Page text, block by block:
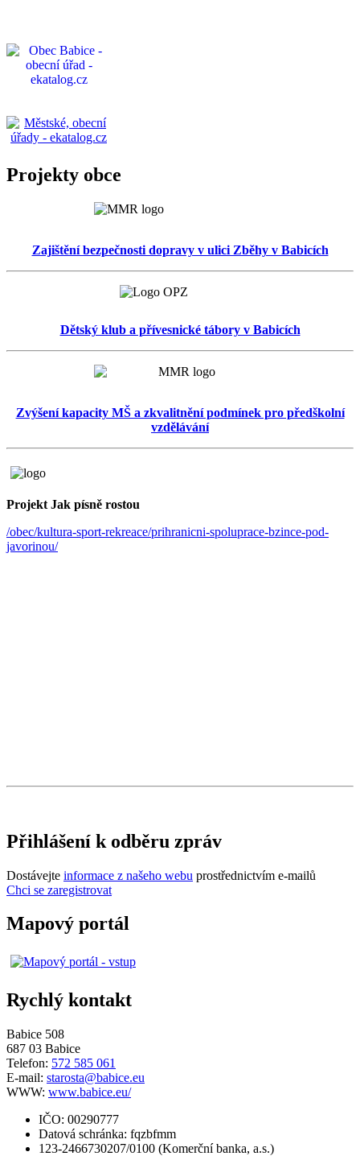
Projekty obce
Zajištění bezpečnosti dopravy v ulici Zběhy v Babicích
Dětský klub a přívesnické tábory v Babicích
Zvýšení kapacity MŠ a zkvalitnění podmínek pro předškolní
vzdělávání
Projekt Jak písně rostou
/obec/kultura-sport-rekreace/prihranicni-spoluprace-bzince-pod-
javorinou/
Přihlášení k odběru zpráv
Dostávejte informace z našeho webu prostřednictvím e-mailů
Chci se zaregistrovat
Mapový portál
Rychlý kontakt
Babice 508
687 03 Babice
Telefon: 572 585 061
E-mail: starosta@babice.eu
WWW: www.babice.eu/
IČO: 00290777
Datová schránka: fqzbfmm
123-2466730207/0100 (Komerční banka, a.s.)